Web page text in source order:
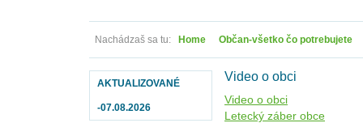
Nachádzaš sa tu: Home Občan-všetko čo potrebujete
AKTUALIZOVANÉ
-07.08.2026
Video o obci
Video o obci
Letecký záber obce